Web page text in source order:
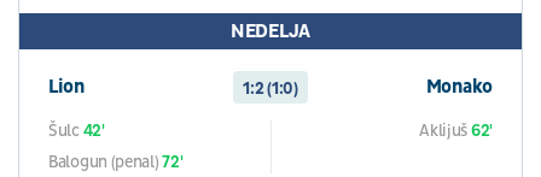
NEDELJA
Lion 1:2 (1:0) Monako
Šulc42'
Balogun (penal)72'
Aklijuš62'